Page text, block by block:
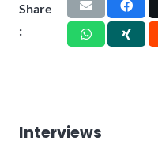
Share
:
Interviews